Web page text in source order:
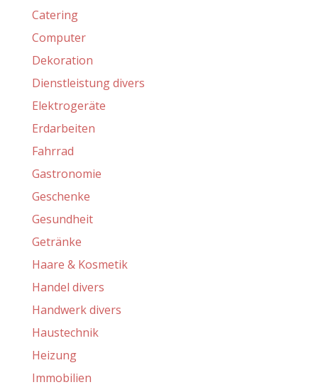
Catering
Computer
Dekoration
Dienstleistung divers
Elektrogeräte
Erdarbeiten
Fahrrad
Gastronomie
Geschenke
Gesundheit
Getränke
Haare & Kosmetik
Handel divers
Handwerk divers
Haustechnik
Heizung
Immobilien